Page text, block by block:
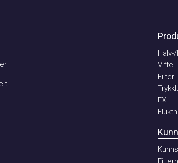
Halv-/
Vifte
Filter